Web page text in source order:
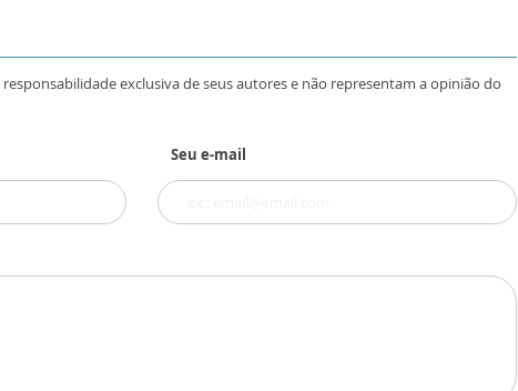
exclusiva de seus autores e não representam a opinião do
Seu e-mail